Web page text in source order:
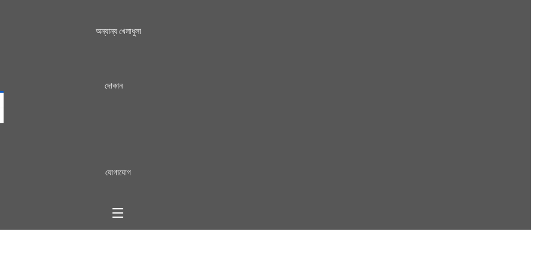
অন্যান্য খেলাধুলা
দোকান
যোগাযোগ